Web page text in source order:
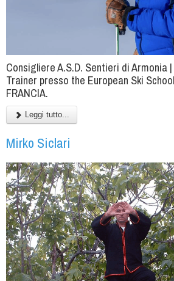
Consigliere A.S.D. Sentieri di Armonia
Trainer presso the European Ski
FRANCIA.
Leggi tutto...
Mirko Siclari